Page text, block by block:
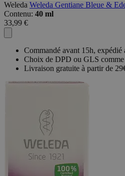
Weleda Weleda Gentiane Bleue &
Contenu: 40 ml
33,99 €
Commandé avant 15h, expédié
Choix de DPD ou GLS comme
Livraison gratuite à partir de